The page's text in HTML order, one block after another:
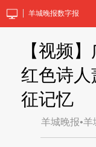
羊城晚报数字报
【视频
红色诗
征记忆
羊城晚报•羊